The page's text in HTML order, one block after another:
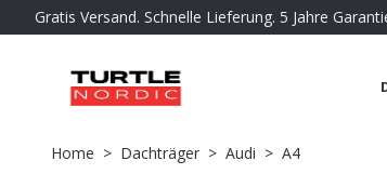
Gratis Versand. Schnelle Lieferung. 5 Jahre
Home Dachträger Audi A4